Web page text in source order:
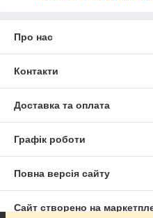
Про нас
Контакти
Доставка та оплата
Графік роботи
Повна версія сайту
Сайт створено на